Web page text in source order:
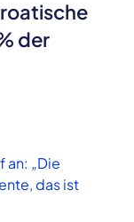
der